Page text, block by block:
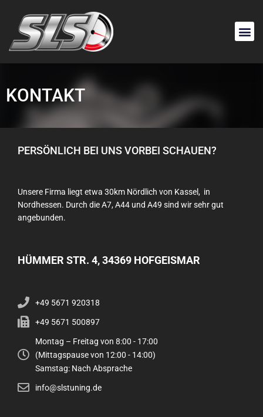
KONTAKT
PERSÖNLICH BEI UNS VORBEI SCHAUEN?
Unsere Firma liegt etwa 30km Nördlich von Kassel, in
Nordhessen. Durch die A7, A44 und A49 sind wir sehr gut
angebunden.
HÜMMER STR. 4, 34369 HOFGEISMAR
+49 5671 920318
+49 5671 500897
Montag – Freitag von 8:00 - 17:00
(Mittagspause von 12:00 - 14:00)
Samstag: Nach Absprache
info@slstuning.de